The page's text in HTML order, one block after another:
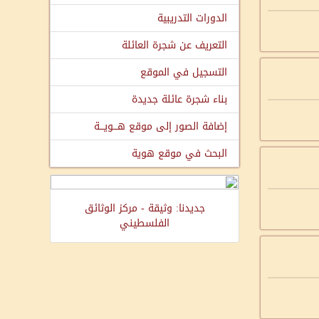
الدورات التدريبية
التعريف عن شجرة العائلة
التسجيل في الموقع
بناء شجرة عائلة جديدة
إضافة الصور إلى موقع هـــويـــة
البحث في موقع هوية
جديدنا: وثيقة - مركز الوثائق
الفلسطيني